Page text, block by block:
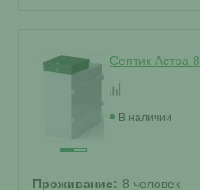
Септик Астра 8
В наличии
Проживание: 8 человек